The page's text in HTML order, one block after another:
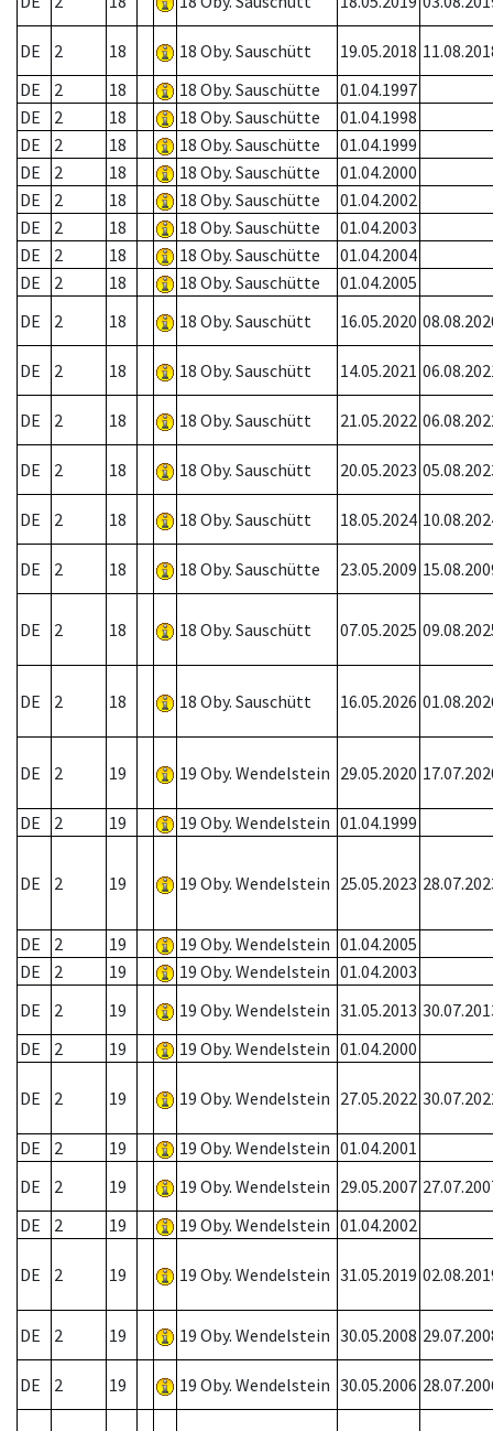
DE 2 18 18 Oby. Sauschütt 19.05.2018
DE
2 18 18 Oby. Sauschütte
01.04.1997
DE
2 18 18 Oby. Sauschütte
01.04.1998
DE
2 18 18 Oby. Sauschütte
01.04.1999
DE
2 18 18 Oby. Sauschütte
01.04.2000
DE
2 18 18 Oby. Sauschütte
01.04.2002
DE
2 18 18 Oby. Sauschütte
01.04.2003
DE
2 18 18 Oby. Sauschütte
01.04.2004
DE
2 18 18 Oby. Sauschütte
01.04.2005
DE
2 18 18 Oby. Sauschütt 16.05.2020
DE 2 18 18 Oby. Sauschütt 14.05.2021
DE 2 18 18 Oby. Sauschütt 21.05.2022
DE 2 18 18 Oby. Sauschütt 20.05.2023
DE 2 18 18 Oby. Sauschütt 18.05.2024
DE 2 18 18 Oby. Sauschütte 23.05.2009
DE 2 18 18 Oby. Sauschütt 07.05.2025
DE 2 18 18 Oby. Sauschütt 16.05.2026
DE 2 19 19 Oby. Wendelstein 29.05.2020
DE 2 19 19 Oby. Wendelstein 01.04.1999
DE 2 19 19 Oby. Wendelstein 25.05.2023
DE 2 19 19 Oby. Wendelstein 01.04.2005
DE
2 19 19 Oby. Wendelstein 01.04.2003
DE
2 19 19 Oby. Wendelstein 31.05.2013
DE
2 19 19 Oby. Wendelstein 01.04.2000
DE 2 19 19 Oby. Wendelstein 27.05.2022
DE 2 19 19 Oby. Wendelstein 01.04.2001
DE
2 19 19 Oby. Wendelstein 29.05.2007
DE
2 19 19 Oby. Wendelstein 01.04.2002
DE 2 19 19 Oby. Wendelstein 31.05.2019
DE 2 19 19 Oby. Wendelstein 30.05.2008
DE 2 19 19 Oby. Wendelstein 30.05.2006